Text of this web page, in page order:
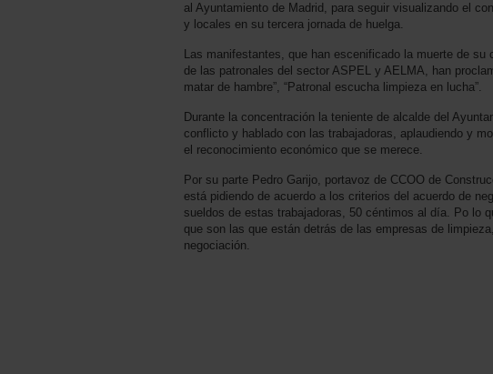
al Ayuntamiento de Madrid, para seguir visualizando el
y locales en su tercera jornada de huelga.
Las manifestantes, que han escenificado la muerte de
de las patronales del sector ASPEL y AELMA, han
matar de hambre”, “Patronal escucha limpieza en lucha”.
Durante la concentración la teniente de alcalde del
conflicto y hablado con las trabajadoras, aplaudiendo y
el reconocimiento económico que se merece.
Por su parte Pedro Garijo, portavoz de CCOO de
está pidiendo de acuerdo a los criterios del acuerdo de
sueldos de estas trabajadoras, 50 céntimos al día. Po lo
que son las que están detrás de las empresas de
negociación.